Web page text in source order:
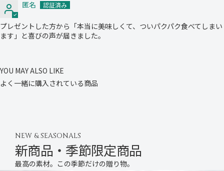
匿名
プレゼントした方から「本当に美味しくて、ついパクパク食べてしまい
ます」と喜びの声が届きました。
YOU MAY ALSO LIKE
よく一緒に購入されている商品
NEW & SEASONALS
新商品・季節限定商品
最高の素材。この季節だけの贈り物。